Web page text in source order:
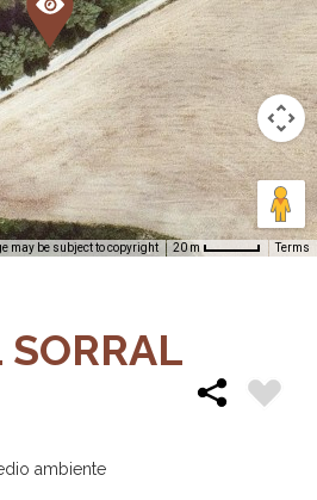
may be subject to copyright 20 m Terms
ambiente